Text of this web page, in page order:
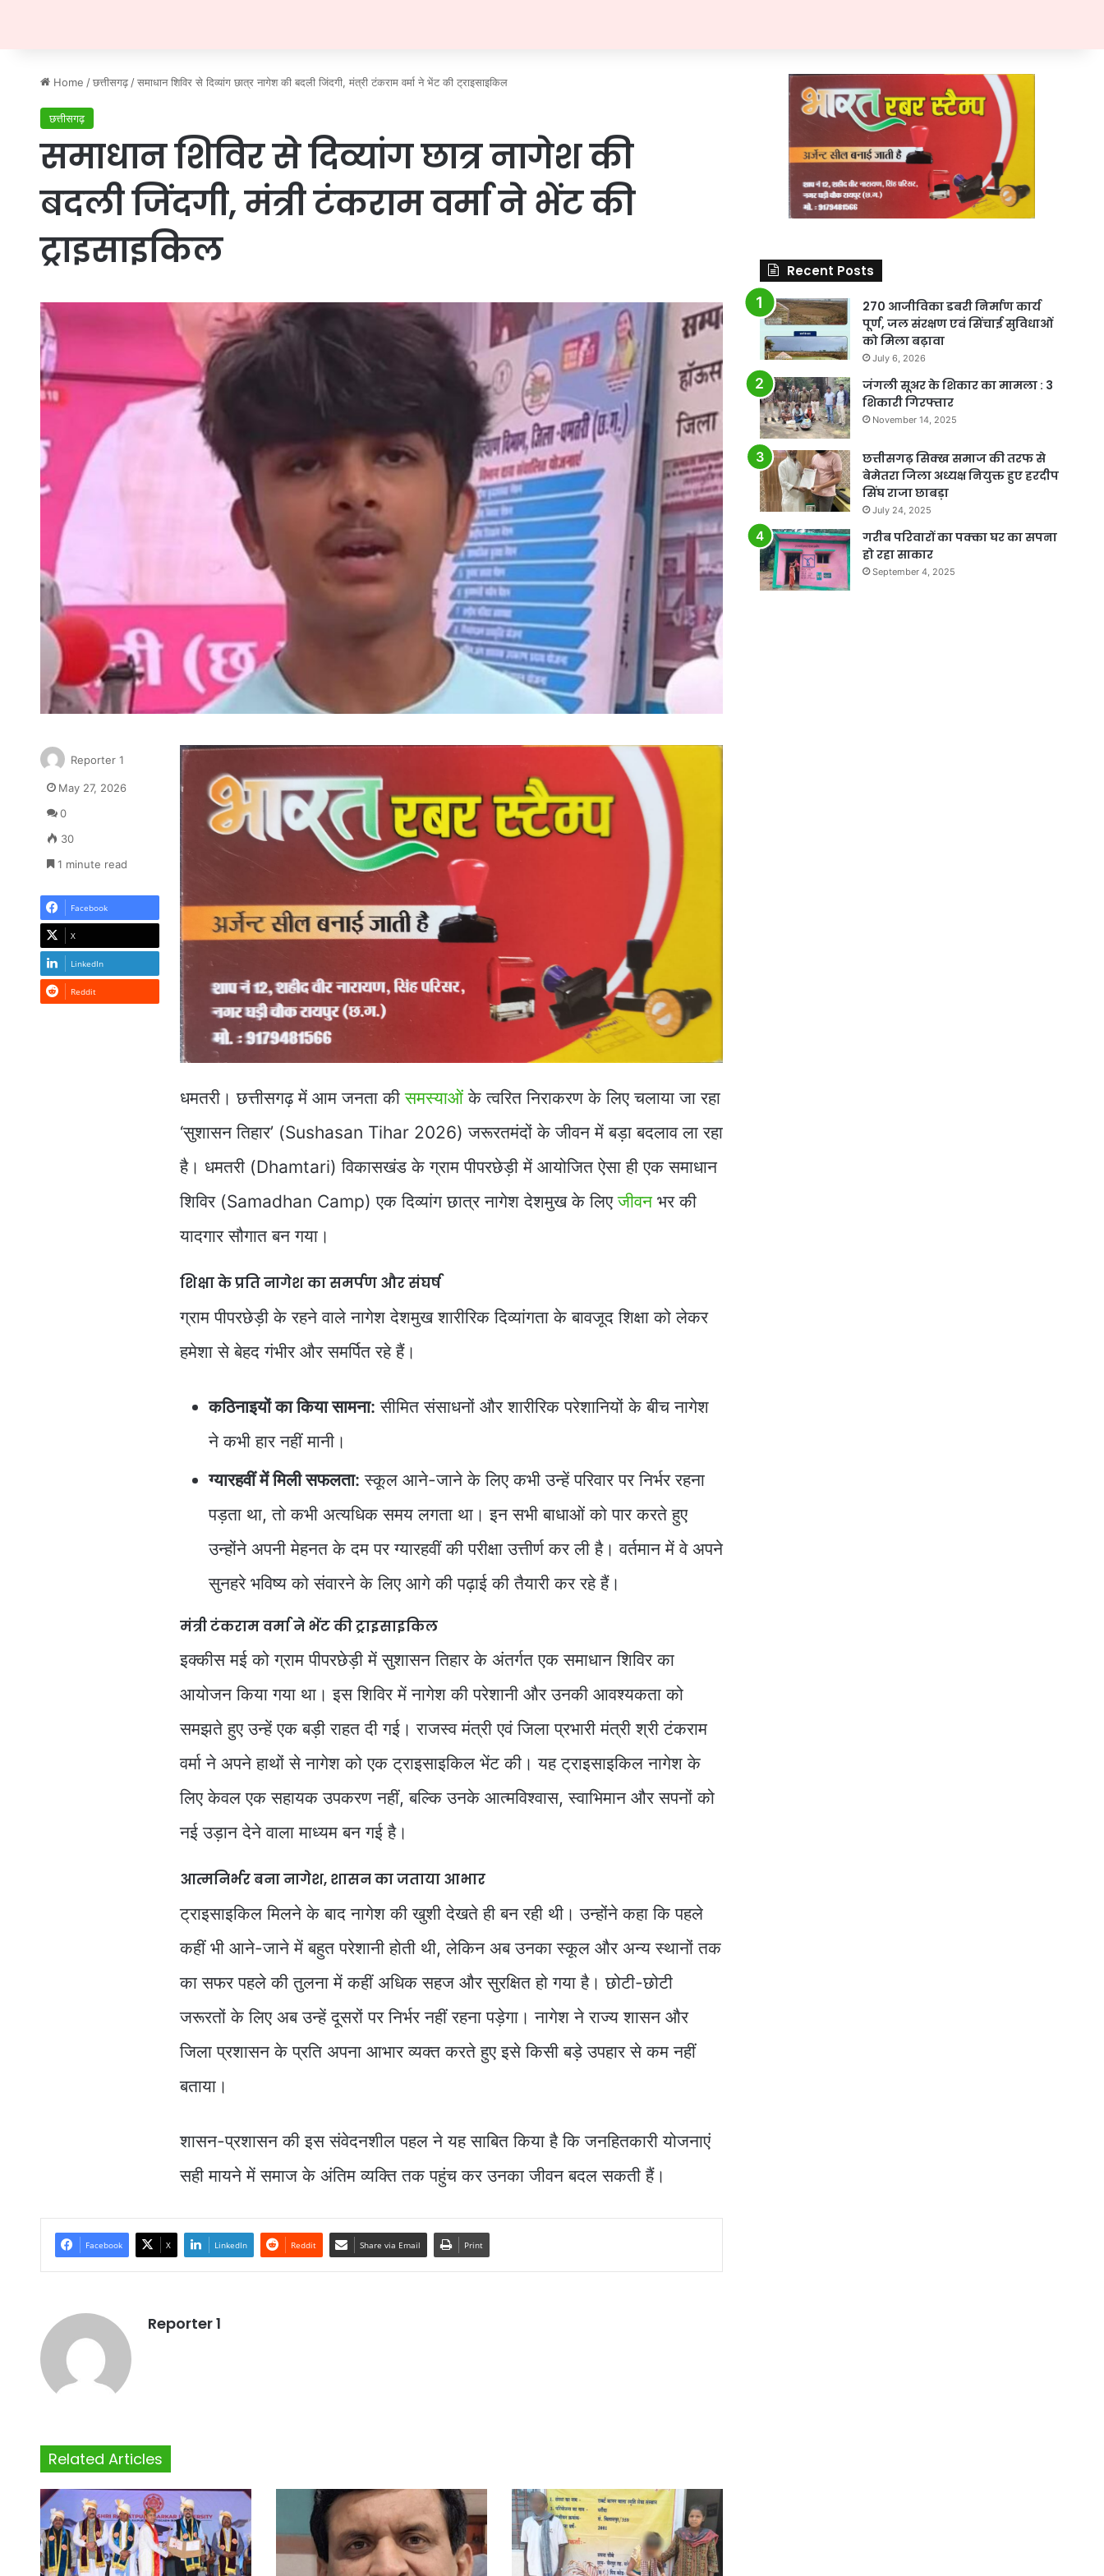
Home / छत्तीसगढ़ / समाधान शिविर से दिव्यांग छात्र नागेश की बदली जिंदगी, मंत्री टंकराम वर्मा ने भेंट की ट्राइसाइकिल
छत्तीसगढ़
समाधान शिविर से दिव्यांग छात्र नागेश की
बदली जिंदगी, मंत्री टंकराम वर्मा ने भेंट की
ट्राइसाइकिल
धमतरी। छत्तीसगढ़ में आम जनता कीसमस्याओंके त्वरित निराकरण के लिए चलाया जा रहा
‘सुशासन तिहार’ (Sushasan Tihar 2026) जरूरतमंदों के जीवन में बड़ा बदलाव ला रहा
है। धमतरी (Dhamtari) विकासखंड के ग्राम पीपरछेड़ी में आयोजित ऐसा ही एक समाधान
शिविर (Samadhan Camp) एक दिव्यांग छात्र नागेश देशमुख के लिएजीवनभर की
यादगार सौगात बन गया।
शिक्षा के प्रति नागेश का समर्पण और संघर्ष
ग्राम पीपरछेड़ी के रहने वाले नागेश देशमुख शारीरिक दिव्यांगता के बावजूद शिक्षा को लेकर
हमेशा से बेहद गंभीर और समर्पित रहे हैं।
कठिनाइयों का किया सामना: सीमित संसाधनों और शारीरिक परेशानियों के बीच नागेश
ने कभी हार नहीं मानी।
ग्यारहवीं में मिली सफलता: स्कूल आने-जाने के लिए कभी उन्हें परिवार पर निर्भर रहना
पड़ता था, तो कभी अत्यधिक समय लगता था। इन सभी बाधाओं को पार करते हुए
उन्होंने अपनी मेहनत के दम पर ग्यारहवीं की परीक्षा उत्तीर्ण कर ली है। वर्तमान में वे अपने
सुनहरे भविष्य को संवारने के लिए आगे की पढ़ाई की तैयारी कर रहे हैं।
मंत्री टंकराम वर्मा ने भेंट की ट्राइसाइकिल
इक्कीस मई को ग्राम पीपरछेड़ी में सुशासन तिहार के अंतर्गत एक समाधान शिविर का
आयोजन किया गया था। इस शिविर में नागेश की परेशानी और उनकी आवश्यकता को
समझते हुए उन्हें एक बड़ी राहत दी गई। राजस्व मंत्री एवं जिला प्रभारी मंत्री श्री टंकराम
वर्मा ने अपने हाथों से नागेश को एक ट्राइसाइकिल भेंट की। यह ट्राइसाइकिल नागेश के
लिए केवल एक सहायक उपकरण नहीं, बल्कि उनके आत्मविश्वास, स्वाभिमान और सपनों को
नई उड़ान देने वाला माध्यम बन गई है।
आत्मनिर्भर बना नागेश, शासन का जताया आभार
ट्राइसाइकिल मिलने के बाद नागेश की खुशी देखते ही बन रही थी। उन्होंने कहा कि पहले
कहीं भी आने-जाने में बहुत परेशानी होती थी, लेकिन अब उनका स्कूल और अन्य स्थानों तक
का सफर पहले की तुलना में कहीं अधिक सहज और सुरक्षित हो गया है। छोटी-छोटी
जरूरतों के लिए अब उन्हें दूसरों पर निर्भर नहीं रहना पड़ेगा। नागेश ने राज्य शासन और
जिला प्रशासन के प्रति अपना आभार व्यक्त करते हुए इसे किसी बड़े उपहार से कम नहीं
बताया।
शासन-प्रशासन की इस संवेदनशील पहल ने यह साबित किया है कि जनहितकारी योजनाएं
सही मायने में समाज के अंतिम व्यक्ति तक पहुंच कर उनका जीवन बदल सकती हैं।
Reporter 1
May 27, 2026
0
30
1 minute read
Facebook
X
LinkedIn
Reddit
Facebook X LinkedIn Reddit Share via Email Print
Reporter 1
Related Articles
Recent Posts
270 आजीविका डबरी निर्माण कार्य
पूर्ण, जल संरक्षण एवं सिंचाई सुविधाओं
को मिला बढ़ावा
July 6, 2026
जंगली सूअर के शिकार का मामला : 3
शिकारी गिरफ्तार
November 14, 2025
छत्तीसगढ़ सिक्ख समाज की तरफ से
बेमेतरा जिला अध्यक्ष नियुक्त हुए हरदीप
सिंघ राजा छाबड़ा
July 24, 2025
गरीब परिवारों का पक्का घर का सपना
हो रहा साकार
September 4, 2025